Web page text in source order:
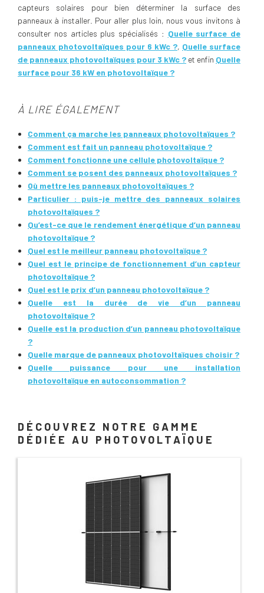
capteurs solaires pour bien déterminer la surface des
panneaux à installer. Pour aller plus loin, nous vous invitons à
consulter nos articles plus spécialisés : Quelle surface de
panneaux photovoltaïques pour 6 kWc ?, Quelle surface
de panneaux photovoltaïques pour 3 kWc ? et enfin Quelle
surface pour 36 kW en photovoltaïque ?
À LIRE ÉGALEMENT
Comment ça marche les panneaux photovoltaïques ?
Comment est fait un panneau photovoltaïque ?
Comment fonctionne une cellule photovoltaïque ?
Comment se posent des panneaux photovoltaïques ?
Où mettre les panneaux photovoltaïques ?
Particulier : puis-je mettre des panneaux solaires
photovoltaïques ?
Qu’est-ce que le rendement énergétique d’un panneau
photovoltaïque ?
Quel est le meilleur panneau photovoltaïque ?
Quel est le principe de fonctionnement d’un capteur
photovoltaïque ?
Quel est le prix d’un panneau photovoltaïque ?
Quelle est la durée de vie d’un panneau
photovoltaïque ?
Quelle est la production d’un panneau photovoltaïque
?
Quelle marque de panneaux photovoltaïques choisir ?
Quelle puissance pour une installation
photovoltaïque en autoconsommation ?
DÉCOUVREZ NOTRE GAMME
DÉDIÉE AU PHOTOVOLTAÏQUE